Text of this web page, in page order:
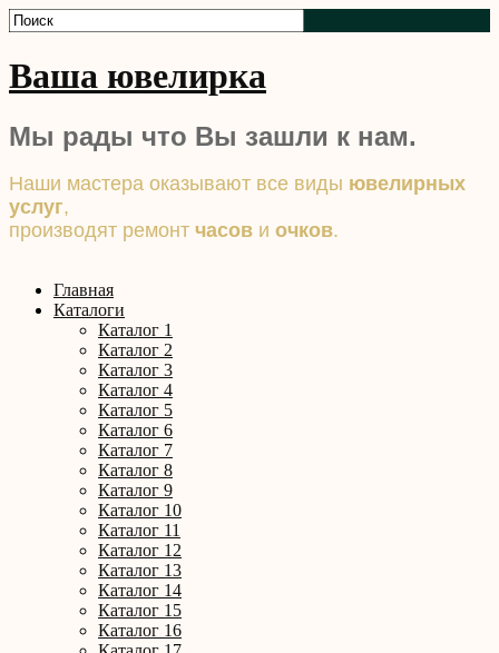
Ваша ювелирка
Мы рады что Вы зашли к нам.
Наши мастера оказывают все виды ювелирных
услуг,
производят ремонт часов и очков.
Главная
Каталоги
Каталог 1
Каталог 2
Каталог 3
Каталог 4
Каталог 5
Каталог 6
Каталог 7
Каталог 8
Каталог 9
Каталог 10
Каталог 11
Каталог 12
Каталог 13
Каталог 14
Каталог 15
Каталог 16